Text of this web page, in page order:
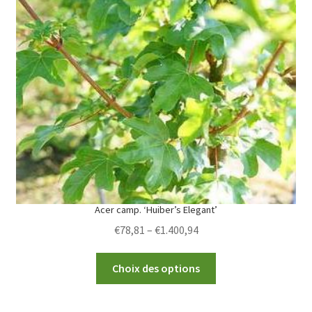
The
options
may
be
chosen
on
the
product
page
Acer camp. ‘Huiber’s Elegant’
€78,81 – €1.400,94Price
€78,81
through
Choix des options